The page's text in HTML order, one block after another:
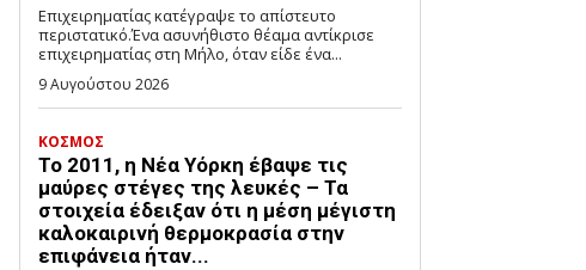
Επιχειρηματίας κατέγραψε το απίστευτο
περιστατικό.Ένα ασυνήθιστο θέαμα αντίκρισε
επιχειρηματίας στη Μήλο, όταν είδε ένα...
9 Αυγούστου 2026
ΚΟΣΜΟΣ
Το 2011, η Νέα Υόρκη έβαψε τις
μαύρες στέγες της λευκές – Τα
στοιχεία έδειξαν ότι η μέση μέγιστη
καλοκαιρινή θερμοκρασία στην
επιφάνεια ήταν...